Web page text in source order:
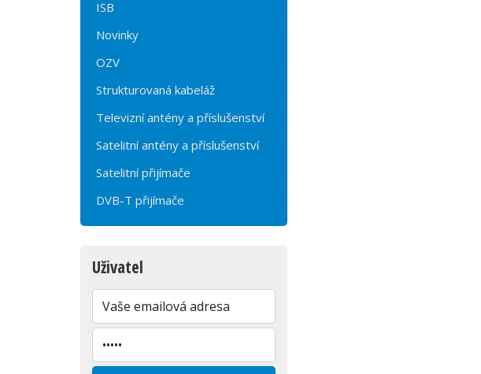
ISB
Novinky
OZV
Strukturovaná kabeláž
Televizní antény a příslušenství
Satelitní antény a příslušenství
Satelitní přijímače
DVB-T přijímače
Uživatel